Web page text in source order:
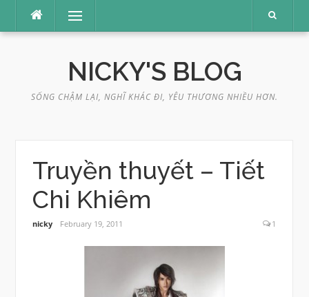
content
Menu
NICKY'S BLOG
SỐNG CHẬM LẠI, NGHĨ KHÁC ĐI, YÊU THƯƠNG NHIỀU HƠN.
Truyền thuyết – Tiết
Chi Khiêm
nicky February 19, 2011 1